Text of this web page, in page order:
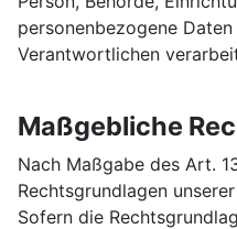
personenbezogene
Verantwortlichen
Maßgebliche
Nach Maßgabe des Art.
Rechtsgrundlagen
Sofern die